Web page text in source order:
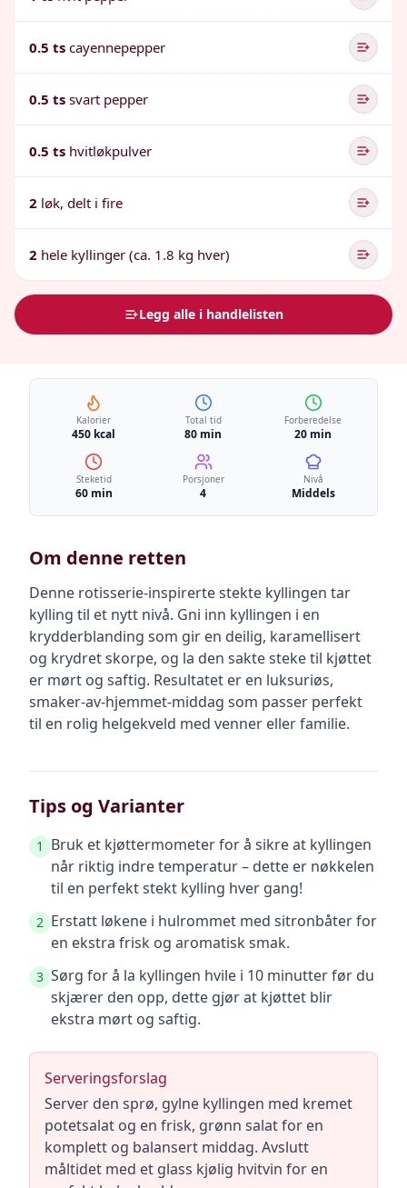
0.5 ts cayennepepper
0.5 ts svart pepper
0.5 ts hvitløkpulver
2 løk, delt i fire
2 hele kyllinger (ca. 1.8 kg hver)
Legg alle i handlelisten
Kalorier
450 kcal
Total tid
80 min
Forberedelse
20 min
Steketid
60 min
Porsjoner
4
Nivå
Middels
Om denne retten
Denne rotisserie-inspirerte stekte kyllingen tar
kylling til et nytt nivå. Gni inn kyllingen i en
krydderblanding som gir en deilig, karamellisert
og krydret skorpe, og la den sakte steke til kjøttet
er mørt og saftig. Resultatet er en luksuriøs,
smaker-av-hjemmet-middag som passer perfekt
til en rolig helgekveld med venner eller familie.
Tips og Varianter
1
Bruk et kjøttermometer for å sikre at kyllingen
når riktig indre temperatur – dette er nøkkelen
til en perfekt stekt kylling hver gang!
2 Erstatt løkene i hulrommet med sitronbåter for
en ekstra frisk og aromatisk smak.
3 Sørg for å la kyllingen hvile i 10 minutter før du
skjærer den opp, dette gjør at kjøttet blir
ekstra mørt og saftig.
Serveringsforslag
Server den sprø, gylne kyllingen med kremet
potetsalat og en frisk, grønn salat for en
komplett og balansert middag. Avslutt
måltidet med et glass kjølig hvitvin for en